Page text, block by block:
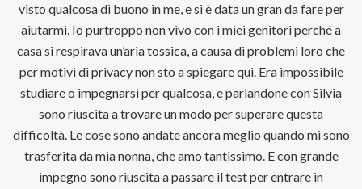
visto qualcosa di buono in me, e si è data un gran da fare per
aiutarmi. Io purtroppo non vivo con i miei genitori perché a
casa si respirava un’aria tossica, a causa di problemi loro che
per motivi di privacy non sto a spiegare qui. Era impossibile
studiare o impegnarsi per qualcosa, e parlandone con Silvia
sono riuscita a trovare un modo per superare questa
difficoltà. Le cose sono andate ancora meglio quando mi sono
trasferita da mia nonna, che amo tantissimo. E con grande
impegno sono riuscita a passare il test per entrare in